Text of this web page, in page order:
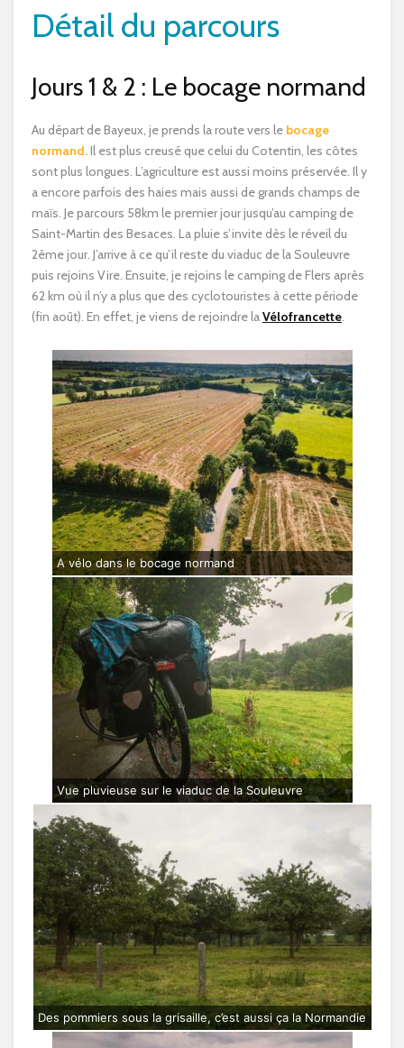
Détail du parcours
Jours 1 & 2 : Le bocage normand
Au départ de Bayeux, je prends la route vers le bocage
normand.Il est plus creusé que celui du Cotentin, les côtes
sont plus longues. L’agriculture est aussi moins préservée. Il y
a encore parfois des haies mais aussi de grands champs de
maïs. Je parcours 58km le premier jour jusqu’au camping de
Saint-Martin des Besaces. La pluie s’invite dès le réveil du
2ème jour. J’arrive à ce qu’il reste du viaduc de la Souleuvre
puis rejoins Vire. Ensuite, je rejoins le camping de Flers après
62 km où il n’y a plus que des cyclotouristes à cette période
(fin août). En effet, je viens de rejoindre laVélofrancette
A vélo dans le bocage normand
Vue pluvieuse sur le viaduc de la Souleuvre
Des pommiers sous la grisaille, c’est aussi ça la Normandie